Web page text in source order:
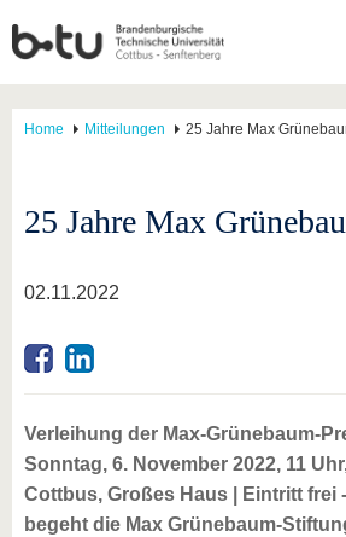
Home Mitteilungen 25 Jahre Max
25 Jahre Max
02.11.2022
Verleihung der Max-Grünebaum-
Sonntag, 6. November 2022, 11
Cottbus, Großes Haus | Eintritt frei
begeht die Max Grünebaum-